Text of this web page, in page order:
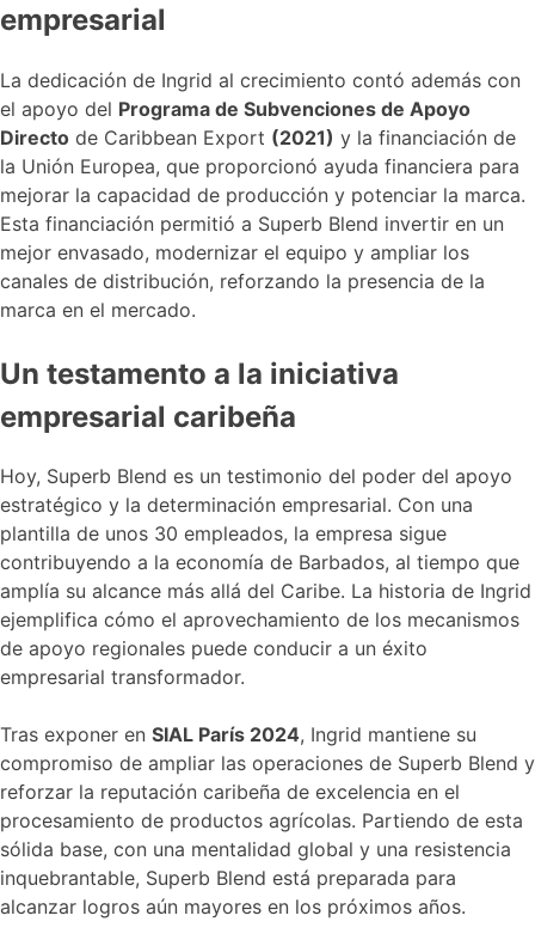
empresarial
La dedicación de Ingrid al crecimiento contó además con
el apoyo del Programa de Subvenciones de Apoyo
Directo de Caribbean Export (2021) y la financiación de
la Unión Europea, que proporcionó ayuda financiera para
mejorar la capacidad de producción y potenciar la marca.
Esta financiación permitió a Superb Blend invertir en un
mejor envasado, modernizar el equipo y ampliar los
canales de distribución, reforzando la presencia de la
marca en el mercado.
Un testamento a la iniciativa
empresarial caribeña
Hoy, Superb Blend es un testimonio del poder del apoyo
estratégico y la determinación empresarial. Con una
plantilla de unos 30 empleados, la empresa sigue
contribuyendo a la economía de Barbados, al tiempo que
amplía su alcance más allá del Caribe. La historia de Ingrid
ejemplifica cómo el aprovechamiento de los mecanismos
de apoyo regionales puede conducir a un éxito
empresarial transformador.
Tras exponer en SIAL París 2024, Ingrid mantiene su
compromiso de ampliar las operaciones de Superb Blend y
reforzar la reputación caribeña de excelencia en el
procesamiento de productos agrícolas. Partiendo de esta
sólida base, con una mentalidad global y una resistencia
inquebrantable, Superb Blend está preparada para
alcanzar logros aún mayores en los próximos años.